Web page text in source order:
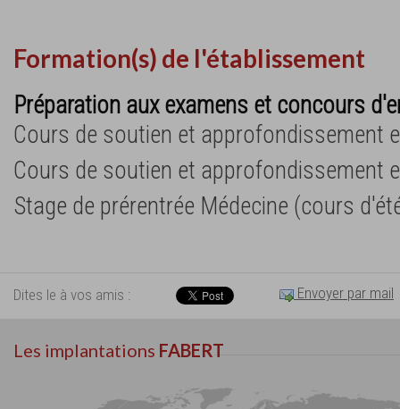
Formation(s) de l'établissement
Préparation aux examens et concours
Cours de soutien et approfondissement
Cours de soutien et approfondissement
Stage de prérentrée Médecine (cours
Dites le à vos amis : Envoyer par mail
Les implantations FABERT